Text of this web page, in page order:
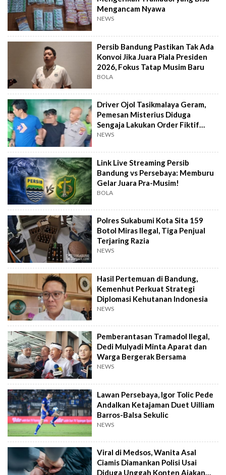
Mengancam Nyawa
NEWS
Persib Bandung Pastikan Tak Ada
Konvoi Jika Juara Piala Presiden
2026, Fokus Tatap Musim Baru
BOLA
Driver Ojol Tasikmalaya Geram,
Pemesan Misterius Diduga
Sengaja Lakukan Order Fiktif
Berulang
NEWS
Link Live Streaming Persib
Bandung vs Persebaya: Memburu
Gelar Juara Pra-Musim!
BOLA
Polres Sukabumi Kota Sita 159
Botol Miras Ilegal, Tiga Penjual
Terjaring Razia
NEWS
Hasil Pertemuan di Bandung,
Kemenhut Perkuat Strategi
Diplomasi Kehutanan Indonesia
NEWS
Pemberantasan Tramadol Ilegal,
Dedi Mulyadi Minta Aparat dan
Warga Bergerak Bersama
NEWS
Lawan Persebaya, Igor Tolic Pede
Andalkan Ketajaman Duet Uilliam
Barros-Balsa Sekulic
NEWS
Viral di Medsos, Wanita Asal
Ciamis Diamankan Polisi Usai
Diduga Unggah Konten Ajakan